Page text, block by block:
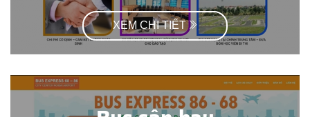
XEM CHI TIẾT